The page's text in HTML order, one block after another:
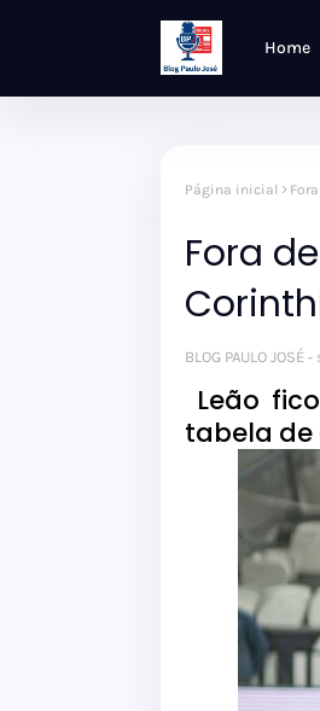
Home
Página inicial
Fora
BLOG PAULO JOSÉ
Leão
tabela de